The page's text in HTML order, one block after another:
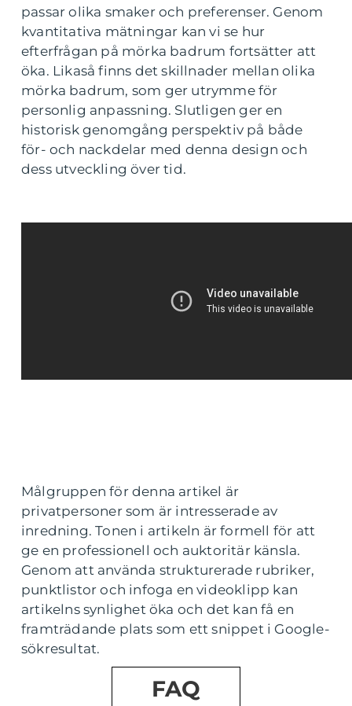
passar olika smaker och preferenser. Genom
kvantitativa mätningar kan vi se hur
efterfrågan på mörka badrum fortsätter att
öka. Likaså finns det skillnader mellan olika
mörka badrum, som ger utrymme för
personlig anpassning. Slutligen ger en
historisk genomgång perspektiv på både
för- och nackdelar med denna design och
dess utveckling över tid.
Målgruppen för denna artikel är
privatpersoner som är intresserade av
inredning. Tonen i artikeln är formell för att
ge en professionell och auktoritär känsla.
Genom att använda strukturerade rubriker,
punktlistor och infoga en videoklipp kan
artikelns synlighet öka och det kan få en
framträdande plats som ett snippet i Google-
sökresultat.
FAQ